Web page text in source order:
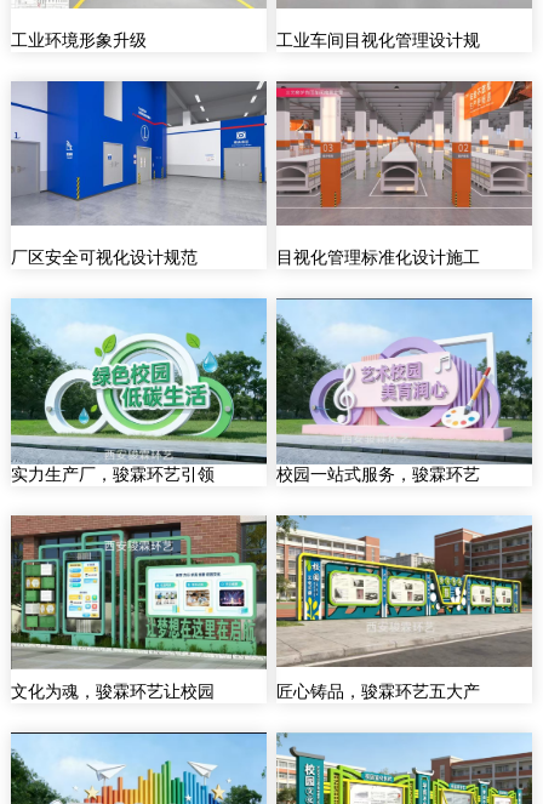
工业环境形象升级 工业车间目视化管理设计规
厂区安全可视化设计规范 目视化管理标准化设计施工
实力生产厂，骏霖环艺引领 校园一站式服务，骏霖环艺
文化为魂，骏霖环艺让校园 匠心铸品，骏霖环艺五大产